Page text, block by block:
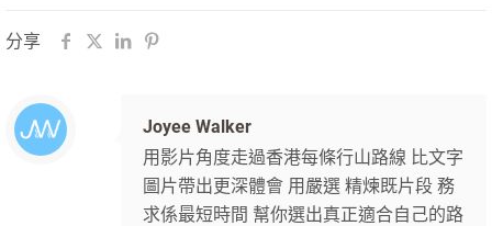
分享
Joyee Walker
用影片角度走過香港每條行山路線 比文字
圖片帶出更深體會 用嚴選 精煉既片段 務
求係最短時間 幫你選出真正適合自己的路